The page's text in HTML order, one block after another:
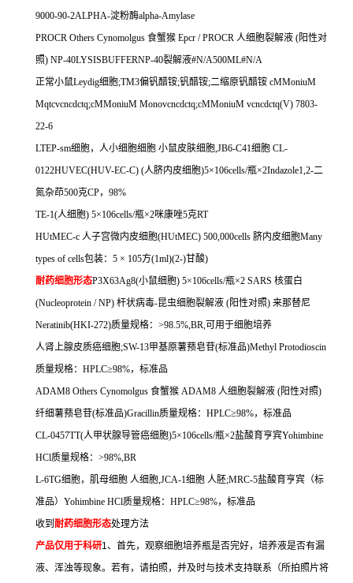
9000-90-2ALPHA-淀粉酶alpha-Amylase
PROCR Others Cynomolgus 食蟹猴 Epcr / PROCR 人细胞裂解液 (阳性对
照) NP-40LYSISBUFFERNP-40裂解液#N/A500ML#N/A
正常小鼠Leydig细胞;TM3偏钒醋铵;钒醋铵;二缩原钒醋铵 cMMoniuM
Mqtcvcncdctq;cMMoniuM Monovcncdctq;cMMoniuM vcncdctq(V) 7803-
22-6
LTEP-sm细胞，人小细胞细胞 小鼠皮肤细胞 ,JB6-C41细胞 CL-
0122HUVEC(HUV-EC-C) (人脐内皮细胞)5×106cells/瓶×2Indazole1,2-二
氮杂茚500克CP， 98%
TE-1(人细胞) 5×106cells/瓶×2咪康唑5克RT
HUtMEC-c 人子宫微内皮细胞(HUtMEC) 500,000cells 脐内皮细胞Many
types of cells包装： 5 × 105方(1ml)(2-)甘酸)
耐药细胞形态P3X63Ag8(小鼠细胞) 5×106cells/瓶×2 SARS 核蛋白
(Nucleoprotein / NP) 杆状病毒-昆虫细胞裂解液 (阳性对照) 来那替尼
Neratinib(HKI-272)质量规格： >98.5%,BR, 可用于细胞培养
人肾上腺皮质癌细胞;SW-13甲基原薯蓣皂苷(标准品)Methyl Protodioscin
质量规格： HPLC≥98%，标准品
ADAM8 Others Cynomolgus 食蟹猴 ADAM8 人细胞裂解液 (阳性对照)
纤细薯蓣皂苷(标准品)Gracillin质量规格： HPLC≥98%，标准品
CL-0457TT(人甲状腺导管癌细胞)5×106cells/瓶×2盐酸育亨宾Yohimbine
HCl质量规格： >98%,BR
L-6TG细胞，肌母细胞 人细胞 ,JCA-1细胞 人胚;MRC-5盐酸育亨宾（标
准品） Yohimbine HCl质量规格： HPLC≥98%，标准品
收到 耐药细胞形态处理方法
产品仅用于科研1 、首先，观察细胞培养瓶是否完好，培养液是否有漏
液、浑浊等现象。若有，请拍照，并及时与技术支持联系（所拍照片将